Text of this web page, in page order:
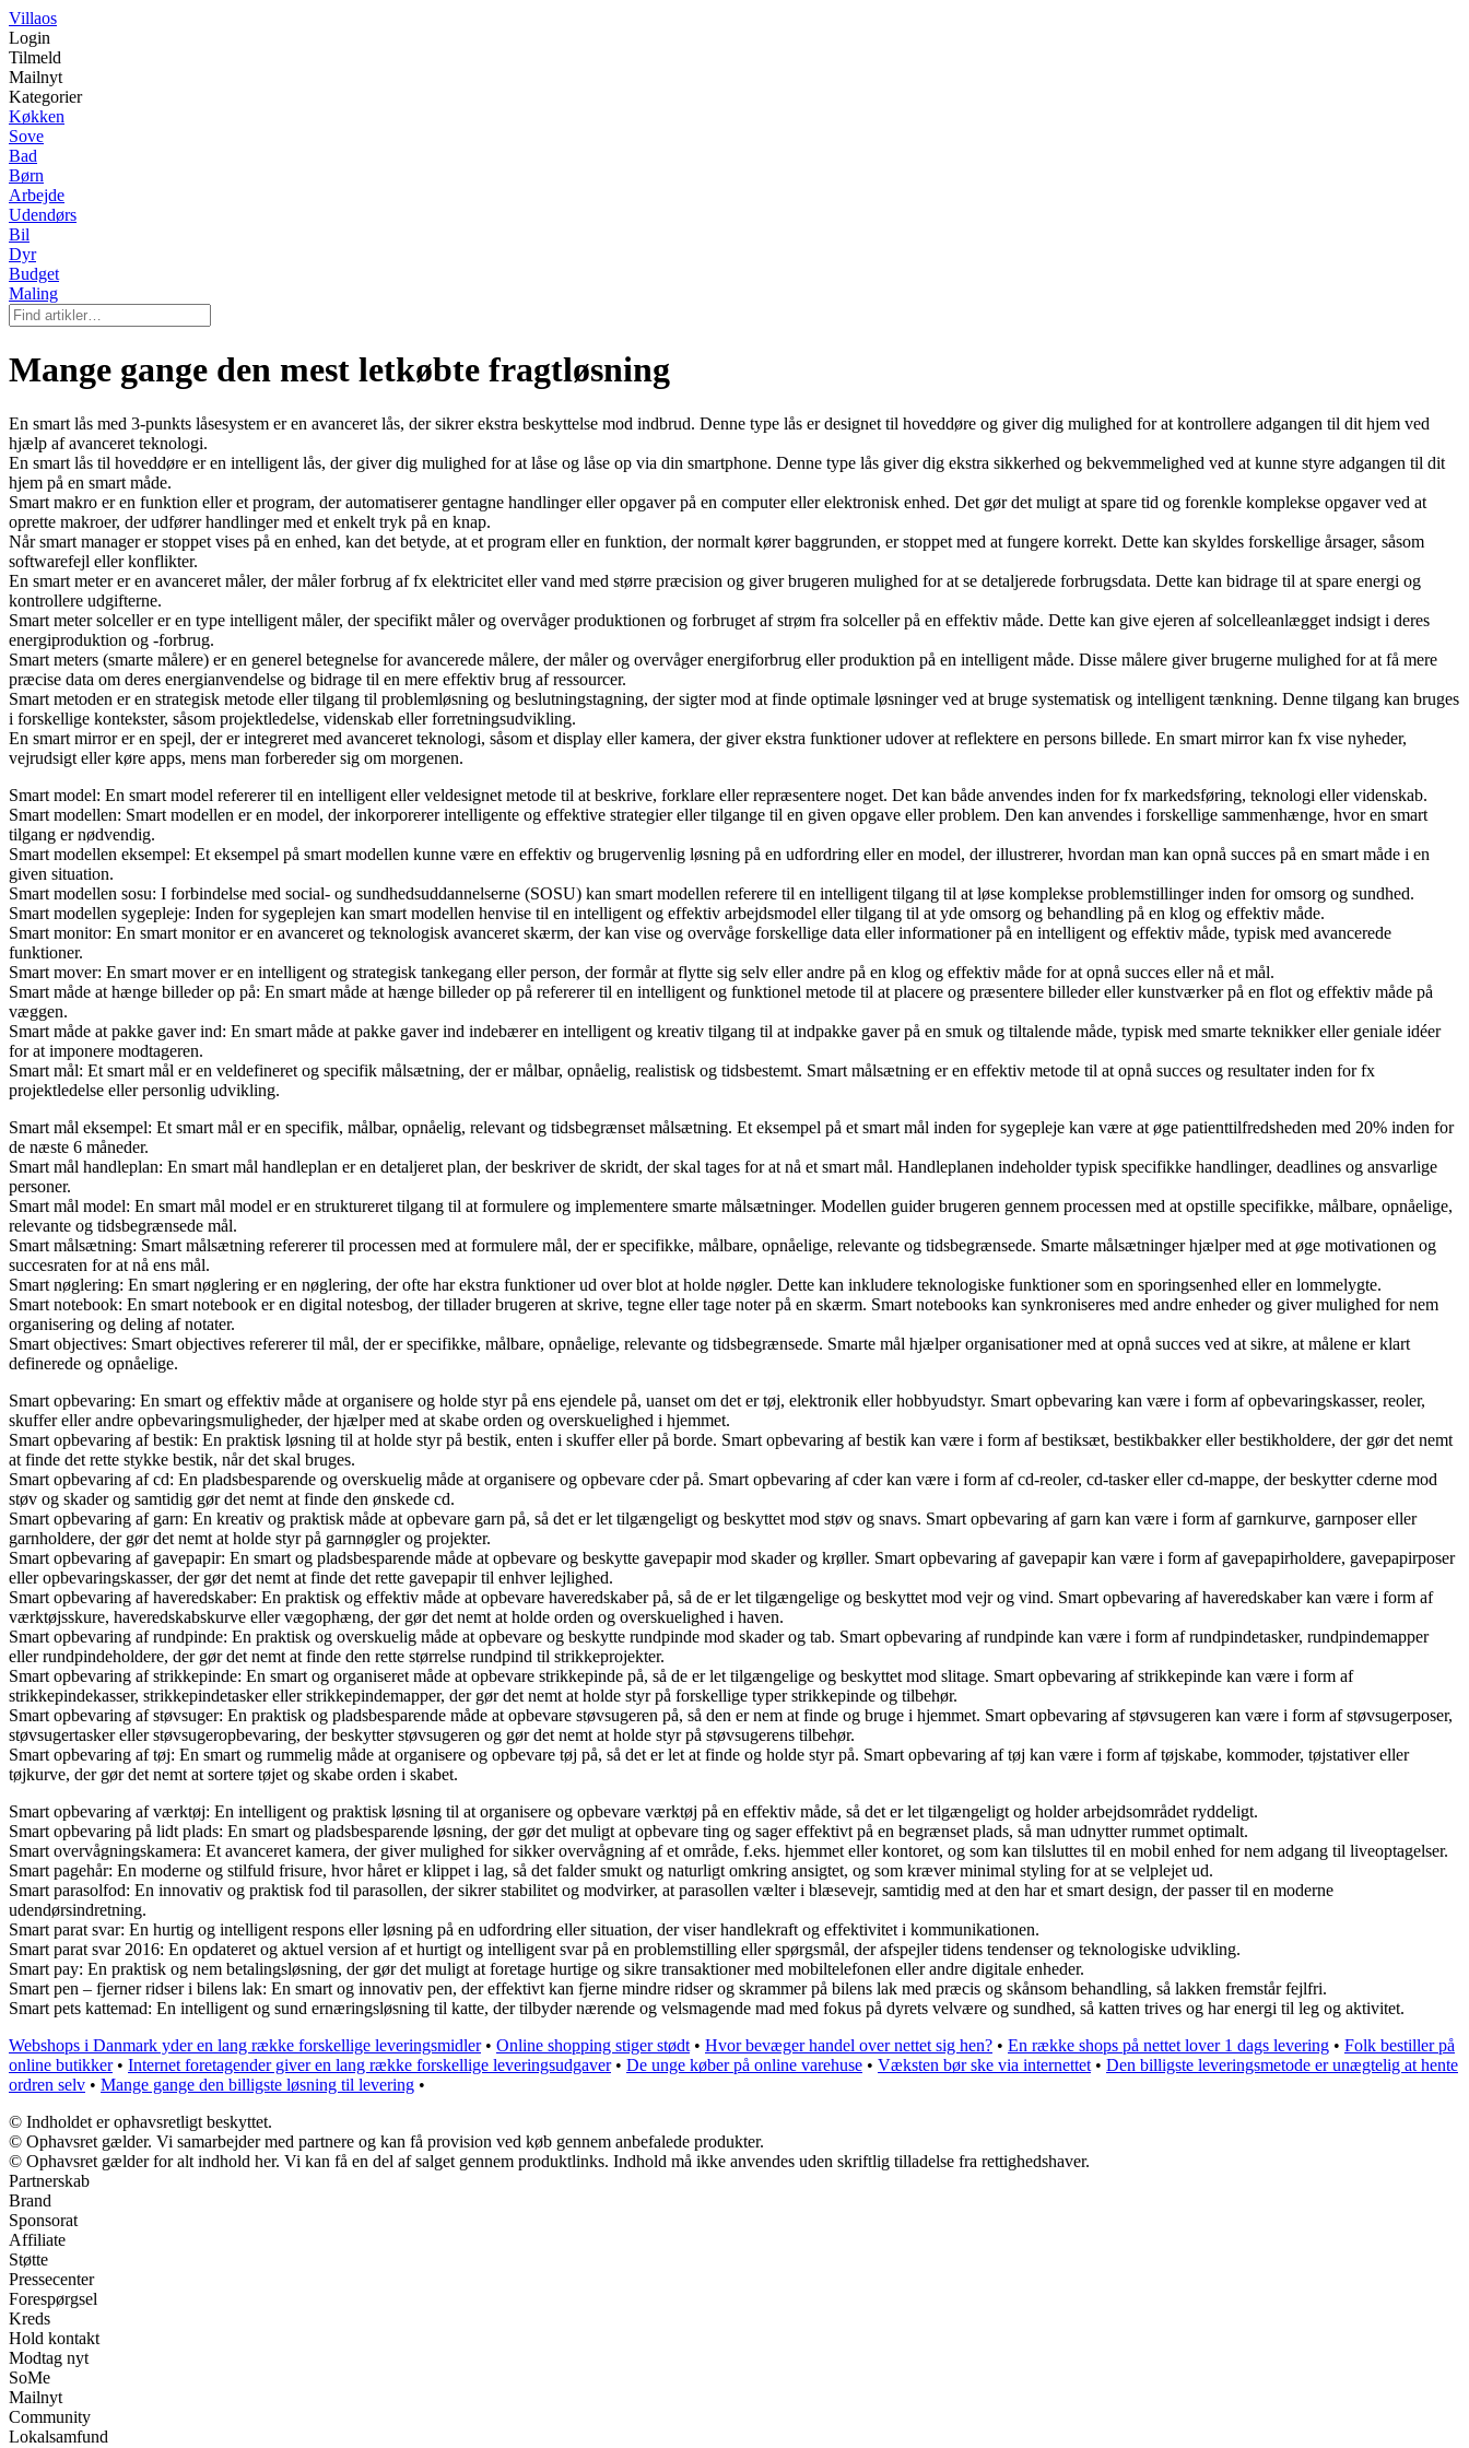
Villaos
Login
Tilmeld
Mailnyt
Kategorier
Køkken
Sove
Bad
Børn
Arbejde
Udendørs
Bil
Dyr
Budget
Maling
Mange gange den mest letkøbte fragtløsning
En smart lås med 3-punkts låsesystem er en avanceret lås, der sikrer ekstra beskyttelse mod indbrud. Denne type lås er designet til hoveddøre og giver dig mulighed for at kontrollere adgangen til dit hjem ved
hjælp af avanceret teknologi.
En smart lås til hoveddøre er en intelligent lås, der giver dig mulighed for at låse og låse op via din smartphone. Denne type lås giver dig ekstra sikkerhed og bekvemmelighed ved at kunne styre adgangen til dit
hjem på en smart måde.
Smart makro er en funktion eller et program, der automatiserer gentagne handlinger eller opgaver på en computer eller elektronisk enhed. Det gør det muligt at spare tid og forenkle komplekse opgaver ved at
oprette makroer, der udfører handlinger med et enkelt tryk på en knap.
Når smart manager er stoppet vises på en enhed, kan det betyde, at et program eller en funktion, der normalt kører baggrunden, er stoppet med at fungere korrekt. Dette kan skyldes forskellige årsager, såsom
softwarefejl eller konflikter.
En smart meter er en avanceret måler, der måler forbrug af fx elektricitet eller vand med større præcision og giver brugeren mulighed for at se detaljerede forbrugsdata. Dette kan bidrage til at spare energi og
kontrollere udgifterne.
Smart meter solceller er en type intelligent måler, der specifikt måler og overvåger produktionen og forbruget af strøm fra solceller på en effektiv måde. Dette kan give ejeren af solcelleanlægget indsigt i deres
energiproduktion og -forbrug.
Smart meters (smarte målere) er en generel betegnelse for avancerede målere, der måler og overvåger energiforbrug eller produktion på en intelligent måde. Disse målere giver brugerne mulighed for at få mere
præcise data om deres energianvendelse og bidrage til en mere effektiv brug af ressourcer.
Smart metoden er en strategisk metode eller tilgang til problemløsning og beslutningstagning, der sigter mod at finde optimale løsninger ved at bruge systematisk og intelligent tænkning. Denne tilgang kan bruges
i forskellige kontekster, såsom projektledelse, videnskab eller forretningsudvikling.
En smart mirror er en spejl, der er integreret med avanceret teknologi, såsom et display eller kamera, der giver ekstra funktioner udover at reflektere en persons billede. En smart mirror kan fx vise nyheder,
vejrudsigt eller køre apps, mens man forbereder sig om morgenen.
Smart model: En smart model refererer til en intelligent eller veldesignet metode til at beskrive, forklare eller repræsentere noget. Det kan både anvendes inden for fx markedsføring, teknologi eller videnskab.
Smart modellen: Smart modellen er en model, der inkorporerer intelligente og effektive strategier eller tilgange til en given opgave eller problem. Den kan anvendes i forskellige sammenhænge, hvor en smart
tilgang er nødvendig.
Smart modellen eksempel: Et eksempel på smart modellen kunne være en effektiv og brugervenlig løsning på en udfordring eller en model, der illustrerer, hvordan man kan opnå succes på en smart måde i en
given situation.
Smart modellen sosu: I forbindelse med social- og sundhedsuddannelserne (SOSU) kan smart modellen referere til en intelligent tilgang til at løse komplekse problemstillinger inden for omsorg og sundhed.
Smart modellen sygepleje: Inden for sygeplejen kan smart modellen henvise til en intelligent og effektiv arbejdsmodel eller tilgang til at yde omsorg og behandling på en klog og effektiv måde.
Smart monitor: En smart monitor er en avanceret og teknologisk avanceret skærm, der kan vise og overvåge forskellige data eller informationer på en intelligent og effektiv måde, typisk med avancerede
funktioner.
Smart mover: En smart mover er en intelligent og strategisk tankegang eller person, der formår at flytte sig selv eller andre på en klog og effektiv måde for at opnå succes eller nå et mål.
Smart måde at hænge billeder op på: En smart måde at hænge billeder op på refererer til en intelligent og funktionel metode til at placere og præsentere billeder eller kunstværker på en flot og effektiv måde på
væggen.
Smart måde at pakke gaver ind: En smart måde at pakke gaver ind indebærer en intelligent og kreativ tilgang til at indpakke gaver på en smuk og tiltalende måde, typisk med smarte teknikker eller geniale idéer
for at imponere modtageren.
Smart mål: Et smart mål er en veldefineret og specifik målsætning, der er målbar, opnåelig, realistisk og tidsbestemt. Smart målsætning er en effektiv metode til at opnå succes og resultater inden for fx
projektledelse eller personlig udvikling.
Smart mål eksempel: Et smart mål er en specifik, målbar, opnåelig, relevant og tidsbegrænset målsætning. Et eksempel på et smart mål inden for sygepleje kan være at øge patienttilfredsheden med 20% inden for
de næste 6 måneder.
Smart mål handleplan: En smart mål handleplan er en detaljeret plan, der beskriver de skridt, der skal tages for at nå et smart mål. Handleplanen indeholder typisk specifikke handlinger, deadlines og ansvarlige
personer.
Smart mål model: En smart mål model er en struktureret tilgang til at formulere og implementere smarte målsætninger. Modellen guider brugeren gennem processen med at opstille specifikke, målbare, opnåelige,
relevante og tidsbegrænsede mål.
Smart målsætning: Smart målsætning refererer til processen med at formulere mål, der er specifikke, målbare, opnåelige, relevante og tidsbegrænsede. Smarte målsætninger hjælper med at øge motivationen og
succesraten for at nå ens mål.
Smart nøglering: En smart nøglering er en nøglering, der ofte har ekstra funktioner ud over blot at holde nøgler. Dette kan inkludere teknologiske funktioner som en sporingsenhed eller en lommelygte.
Smart notebook: En smart notebook er en digital notesbog, der tillader brugeren at skrive, tegne eller tage noter på en skærm. Smart notebooks kan synkroniseres med andre enheder og giver mulighed for nem
organisering og deling af notater.
Smart objectives: Smart objectives refererer til mål, der er specifikke, målbare, opnåelige, relevante og tidsbegrænsede. Smarte mål hjælper organisationer med at opnå succes ved at sikre, at målene er klart
definerede og opnåelige.
Smart opbevaring: En smart og effektiv måde at organisere og holde styr på ens ejendele på, uanset om det er tøj, elektronik eller hobbyudstyr. Smart opbevaring kan være i form af opbevaringskasser, reoler,
skuffer eller andre opbevaringsmuligheder, der hjælper med at skabe orden og overskuelighed i hjemmet.
Smart opbevaring af bestik: En praktisk løsning til at holde styr på bestik, enten i skuffer eller på borde. Smart opbevaring af bestik kan være i form af bestiksæt, bestikbakker eller bestikholdere, der gør det nemt
at finde det rette stykke bestik, når det skal bruges.
Smart opbevaring af cd: En pladsbesparende og overskuelig måde at organisere og opbevare cder på. Smart opbevaring af cder kan være i form af cd-reoler, cd-tasker eller cd-mappe, der beskytter cderne mod
støv og skader og samtidig gør det nemt at finde den ønskede cd.
Smart opbevaring af garn: En kreativ og praktisk måde at opbevare garn på, så det er let tilgængeligt og beskyttet mod støv og snavs. Smart opbevaring af garn kan være i form af garnkurve, garnposer eller
garnholdere, der gør det nemt at holde styr på garnnøgler og projekter.
Smart opbevaring af gavepapir: En smart og pladsbesparende måde at opbevare og beskytte gavepapir mod skader og krøller. Smart opbevaring af gavepapir kan være i form af gavepapirholdere, gavepapirposer
eller opbevaringskasser, der gør det nemt at finde det rette gavepapir til enhver lejlighed.
Smart opbevaring af haveredskaber: En praktisk og effektiv måde at opbevare haveredskaber på, så de er let tilgængelige og beskyttet mod vejr og vind. Smart opbevaring af haveredskaber kan være i form af
værktøjsskure, haveredskabskurve eller vægophæng, der gør det nemt at holde orden og overskuelighed i haven.
Smart opbevaring af rundpinde: En praktisk og overskuelig måde at opbevare og beskytte rundpinde mod skader og tab. Smart opbevaring af rundpinde kan være i form af rundpindetasker, rundpindemapper
eller rundpindeholdere, der gør det nemt at finde den rette størrelse rundpind til strikkeprojekter.
Smart opbevaring af strikkepinde: En smart og organiseret måde at opbevare strikkepinde på, så de er let tilgængelige og beskyttet mod slitage. Smart opbevaring af strikkepinde kan være i form af
strikkepindekasser, strikkepindetasker eller strikkepindemapper, der gør det nemt at holde styr på forskellige typer strikkepinde og tilbehør.
Smart opbevaring af støvsuger: En praktisk og pladsbesparende måde at opbevare støvsugeren på, så den er nem at finde og bruge i hjemmet. Smart opbevaring af støvsugeren kan være i form af støvsugerposer,
støvsugertasker eller støvsugeropbevaring, der beskytter støvsugeren og gør det nemt at holde styr på støvsugerens tilbehør.
Smart opbevaring af tøj: En smart og rummelig måde at organisere og opbevare tøj på, så det er let at finde og holde styr på. Smart opbevaring af tøj kan være i form af tøjskabe, kommoder, tøjstativer eller
tøjkurve, der gør det nemt at sortere tøjet og skabe orden i skabet.
Smart opbevaring af værktøj: En intelligent og praktisk løsning til at organisere og opbevare værktøj på en effektiv måde, så det er let tilgængeligt og holder arbejdsområdet ryddeligt.
Smart opbevaring på lidt plads: En smart og pladsbesparende løsning, der gør det muligt at opbevare ting og sager effektivt på en begrænset plads, så man udnytter rummet optimalt.
Smart overvågningskamera: Et avanceret kamera, der giver mulighed for sikker overvågning af et område, f.eks. hjemmet eller kontoret, og som kan tilsluttes til en mobil enhed for nem adgang til liveoptagelser.
Smart pagehår: En moderne og stilfuld frisure, hvor håret er klippet i lag, så det falder smukt og naturligt omkring ansigtet, og som kræver minimal styling for at se velplejet ud.
Smart parasolfod: En innovativ og praktisk fod til parasollen, der sikrer stabilitet og modvirker, at parasollen vælter i blæsevejr, samtidig med at den har et smart design, der passer til en moderne
udendørsindretning.
Smart parat svar: En hurtig og intelligent respons eller løsning på en udfordring eller situation, der viser handlekraft og effektivitet i kommunikationen.
Smart parat svar 2016: En opdateret og aktuel version af et hurtigt og intelligent svar på en problemstilling eller spørgsmål, der afspejler tidens tendenser og teknologiske udvikling.
Smart pay: En praktisk og nem betalingsløsning, der gør det muligt at foretage hurtige og sikre transaktioner med mobiltelefonen eller andre digitale enheder.
Smart pen – fjerner ridser i bilens lak: En smart og innovativ pen, der effektivt kan fjerne mindre ridser og skrammer på bilens lak med præcis og skånsom behandling, så lakken fremstår fejlfri.
Smart pets kattemad: En intelligent og sund ernæringsløsning til katte, der tilbyder nærende og velsmagende mad med fokus på dyrets velvære og sundhed, så katten trives og har energi til leg og aktivitet.
Webshops i Danmark yder en lang række forskellige leveringsmidler• Online shopping stiger stødt • Hvor bevæger handel over nettet sig hen? • En række shops på nettet lover 1 dags levering • Folk bestiller på
online butikker• Internet foretagender giver en lang række forskellige leveringsudgaver• De unge køber på online varehuse • Væksten bør ske via internettet • Den billigste leveringsmetode er unægtelig at hente
ordren selv • Mange gange den billigste løsning til levering •
© Indholdet er ophavsretligt beskyttet.
© Ophavsret gælder. Vi samarbejder med partnere og kan få provision ved køb gennem anbefalede produkter.
© Ophavsret gælder for alt indhold her. Vi kan få en del af salget gennem produktlinks. Indhold må ikke anvendes uden skriftlig tilladelse fra rettighedshaver.
Partnerskab
Brand
Sponsorat
Affiliate
Støtte
Pressecenter
Forespørgsel
Kreds
Hold kontakt
Modtag nyt
SoMe
Mailnyt
Community
Lokalsamfund